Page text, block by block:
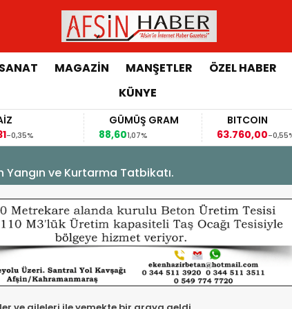
MAGAZİN MANŞETLER ÖZEL HABER
KÜNYE
GÜMÜŞ GRAM
88,601,07%
BITCOIN
63.760,00-0,55%
ve Kurtarma Tatbikatı.